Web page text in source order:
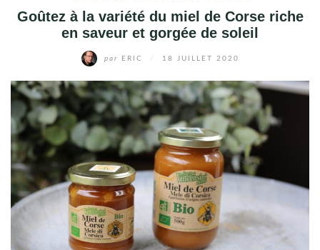
Goûtez à la variété du miel de Corse riche
en saveur et gorgée de soleil
par ERIC 18 JUILLET 2020